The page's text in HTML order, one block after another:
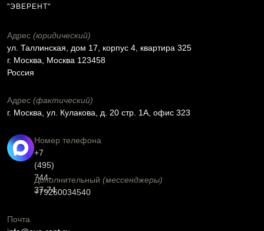
"ЭВЕРЕНТ"
Адрес (юридический)
ул. Таллинская, дом 17, корпус 4, квартира 325
г. Москва, Москва 123458
Россия
Адрес (фактический)
г. Москва, ул. Кулакова, д. 20 стр. 1А, офис 323
Номер телефона
+7
(495)
744-
37-74
Дополнительный (мессенджеры)
+79260034540
Почта